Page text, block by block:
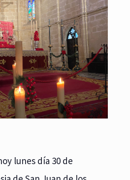
lunes día 30 de